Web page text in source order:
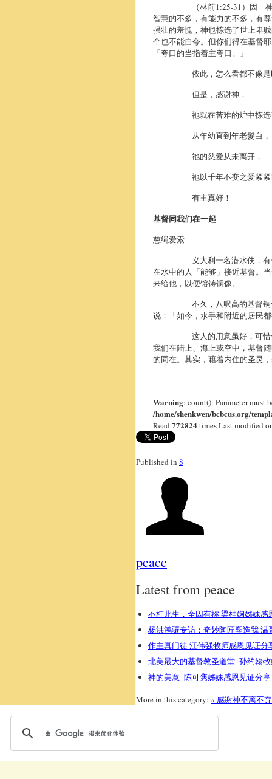
（林前1:25-31）因 神的愚
智慧的不多，有能力的不多， 有
强壮的羞愧，神也拣选了世上卑
个也不能自夸。但你们得在基督
「夸口的当指着主夸口。」
依此， 怎么看都不像
但是，感谢神，
祂就在苦难的炉中拣选
从年幼直到年老髮白，
祂的慈爱从未离开，
祂以千年不变之爱紧紧
有主真好！
基督同我们在一起
慈绳爱索
义大利一名潜水伕，
在水中的人「能够」接近基督。
来给他，以便镕铸铜像。
不久， 八呎高的基督
说：「如今， 水手和附近的居民
这人的用意虽好， 可
我们在陆上、 海上或空中，基督
的同在。其实，藉着内住的圣灵，
Warning: count(): Parameter must
/home/shenkwen/bcbcus.org/
Read 772824timesLast modified
Published in 8
peace
Latest from peace
不枉此生，全因有祢 梁桂娴姊妹感
杨洪鸿骧专访：奇妙陶匠塑造我
作主真门徒 江伟强牧师感恩见证分
北美最大的基督教圣道堂 孙约翰
神的美意 陈可隽姊妹感恩见证分
More in this category: « 感谢神不离不